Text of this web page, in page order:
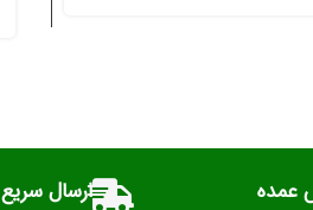
عمده ارسال سریع